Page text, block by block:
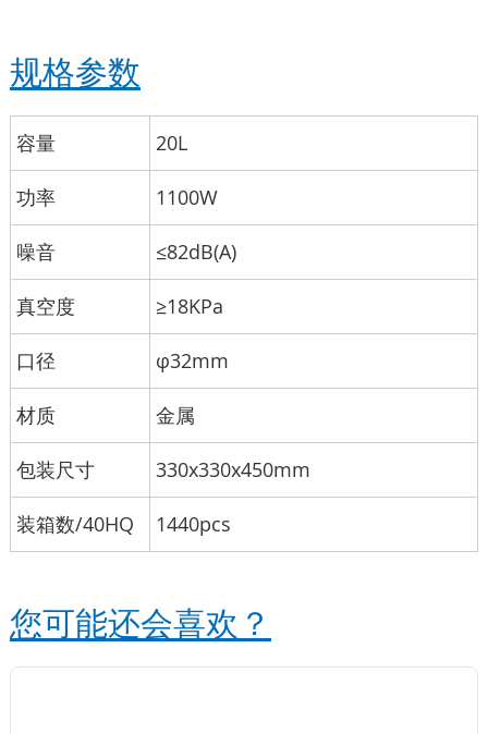
规格参数
容量 20L
功率 1100W
噪音 ≤82dB(A)
真空度 ≥18KPa
口径 φ32mm
材质 金属
包装尺寸 330x330x450mm
装箱数/40HQ 1440pcs
您可能还会喜欢？